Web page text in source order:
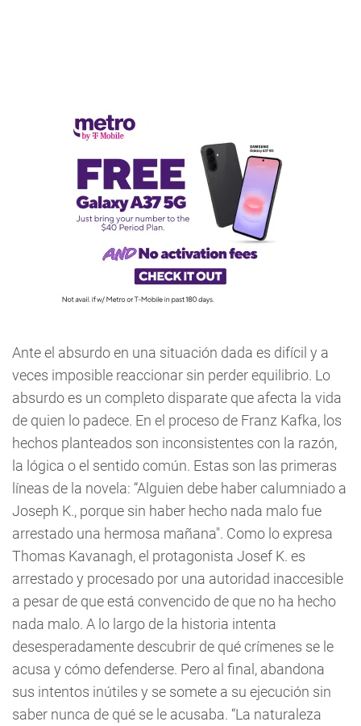
Ante el absurdo en una situación dada es difícil y a
veces imposible reaccionar sin perder equilibrio. Lo
absurdo es un completo disparate que afecta la vida
de quien lo padece. En el proceso de Franz Kafka, los
hechos planteados son inconsistentes con la razón,
la lógica o el sentido común. Estas son las primeras
líneas de la novela: “Alguien debe haber calumniado a
Joseph K., porque sin haber hecho nada malo fue
arrestado una hermosa mañana". Como lo expresa
Thomas Kavanagh, el protagonista Josef K. es
arrestado y procesado por una autoridad inaccesible
a pesar de que está convencido de que no ha hecho
nada malo. A lo largo de la historia intenta
desesperadamente descubrir de qué crímenes se le
acusa y cómo defenderse. Pero al final, abandona
sus intentos inútiles y se somete a su ejecución sin
saber nunca de qué se le acusaba. “La naturaleza